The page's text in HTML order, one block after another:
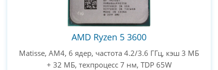
AMD Ryzen 5 3600
Matisse, AM4, 6 ядер, частота 4.2/3.6 ГГц, кэш 3 МБ
+ 32 МБ, техпроцесс 7 нм, TDP 65W